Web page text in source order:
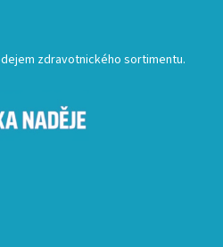
zdravotnického sortimentu.